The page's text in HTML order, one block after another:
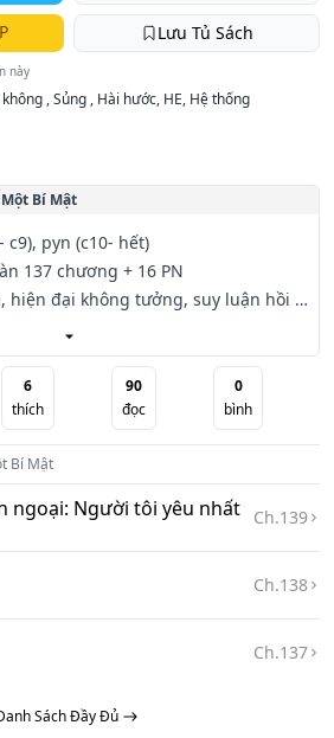
Lưu Tủ Sách
này
, Sủng , Hài hước, HE, Hệ thống
Một Bí Mật
c9), pyn (c10- hết)
137 chương + 16 PN
hiện đại không tưởng, suy luận hồi
với người bình thường, người ta bị
ẩm đau rát một chút, với Hoàng
xuyên qua, sau đó cùng hệ thống
Đan đã cảm nhận được cái gì
6
thích
90
đọc
0
bình
Bí Mật
ngoại: Người tôi yêu nhất Ch.139
Ch.138
Ch.137
Sách Đầy Đủ